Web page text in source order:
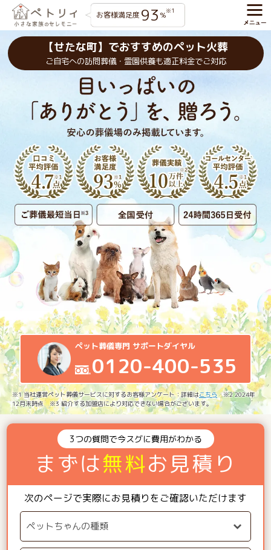
お客様満足度 93 %※1
【せたな町】でおすすめのペット火葬
ご自宅への訪問葬儀・霊園供養も適正料金でご対応
ペット葬儀専門 サポートダイヤル
0120-400-535
※1 当社運営ペット葬儀サービスに対するお客様アンケート：詳細はこちら ※2 2024年
12月末時点 ※3 紹介する加盟店により対応できない場合がございます。
3つの質問で今スグに費用がわかる
まずは無料お見積り
次のページで実際にお見積りをご確認いただけます